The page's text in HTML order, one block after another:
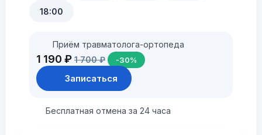
18:00
Приём травматолога-ортопеда
1 190 ₽ 1 700 ₽ -30%
Записаться
Бесплатная отмена за 24 часа